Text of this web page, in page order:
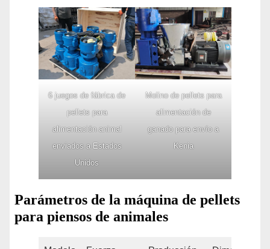
6 juegos de fábrica de
pellets para
alimentación animal
enviados a Estados
Unidos
Molino de pellets para
alimentación de
ganado para envío a
Kenia
Parámetros de la máquina de pellets
para piensos de animales